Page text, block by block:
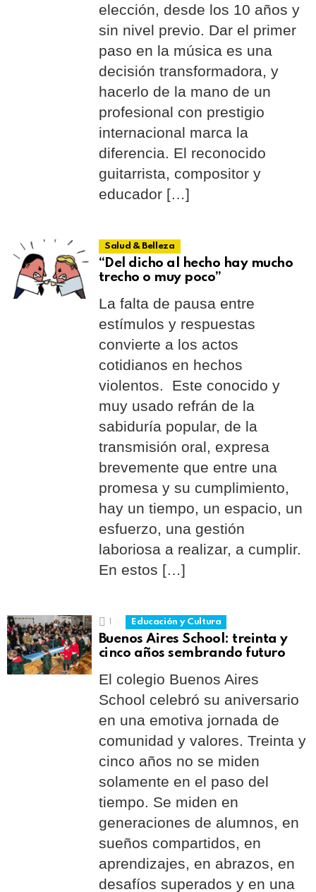
elección, desde los 10 años y
sin nivel previo. Dar el primer
paso en la música es una
decisión transformadora, y
hacerlo de la mano de un
profesional con prestigio
internacional marca la
diferencia. El reconocido
guitarrista, compositor y
educador […]
Salud & Belleza
“Del dicho al hecho hay mucho
trecho o muy poco”
La falta de pausa entre
estímulos y respuestas
convierte a los actos
cotidianos en hechos
violentos. Este conocido y
muy usado refrán de la
sabiduría popular, de la
transmisión oral, expresa
brevemente que entre una
promesa y su cumplimiento,
hay un tiempo, un espacio, un
esfuerzo, una gestión
laboriosa a realizar, a cumplir.
En estos […]
1 Educación y Cultura
Buenos Aires School: treinta y
cinco años sembrando futuro
El colegio Buenos Aires
School celebró su aniversario
en una emotiva jornada de
comunidad y valores. Treinta y
cinco años no se miden
solamente en el paso del
tiempo. Se miden en
generaciones de alumnos, en
sueños compartidos, en
aprendizajes, en abrazos, en
desafíos superados y en una